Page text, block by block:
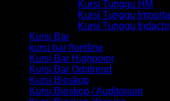
Kursi Tunggu HM
Kursi Tunggu Importa
Kursi Tunggu Indachi
Kursi Bar
kursi bar frontline
Kursi Bar Highpoint
Kursi Bar Orbitrend
Kursi Bioskop
Kursi Bioskop / Auditorium